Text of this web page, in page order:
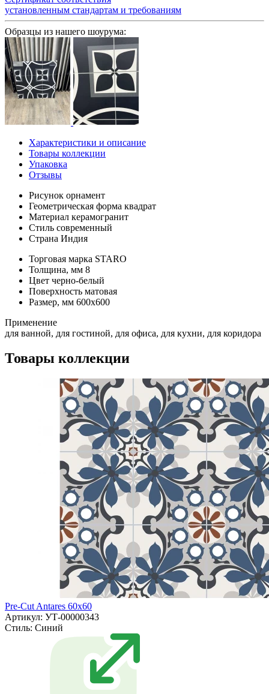
установленным стандартам и требованиям
Образцы из нашего шоурума:
Характеристики и описание
Товары коллекции
Упаковка
Отзывы
Рисунок орнамент
Геометрическая форма квадрат
Материал керамогранит
Стиль современный
Страна Индия
Торговая марка STARO
Толщина, мм 8
Цвет черно-белый
Поверхность матовая
Размер, мм 600x600
Применение
для ванной, для гостиной, для офиса, для кухни, для коридора
Товары коллекции
Pre-Cut Antares 60x60
Артикул: УТ-00000343
Стиль: Синий